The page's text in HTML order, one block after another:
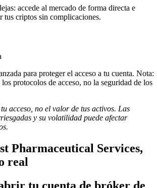
accede al mercado de forma directa e
tus criptos sin complicaciones.
para proteger el acceso a tu cuenta. Nota:
los protocolos de acceso, no la seguridad de los
acceso, no el valor de tus activos. Las
y su volatilidad puede afectar
Pharmaceutical Services,
real
tu cuenta de bróker de